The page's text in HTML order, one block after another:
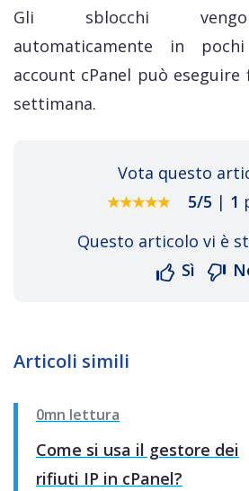
Gli sblocchi
automaticamente in
account cPanel può
settimana.
Vota questo
5/5 | 1
Questo articolo vi è
Sì
Articoli simili
0mn lettura
Come si usa il gestore dei
rifiuti IP in cPanel?